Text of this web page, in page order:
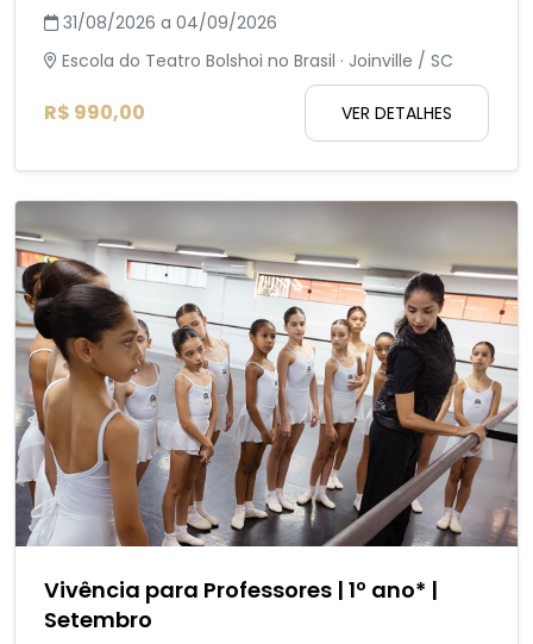
31/08/2026 a 04/09/2026
Escola do Teatro Bolshoi no Brasil · Joinville / SC
R$ 990,00 VER DETALHES
Vivência para Professores | 1º ano* |
Setembro